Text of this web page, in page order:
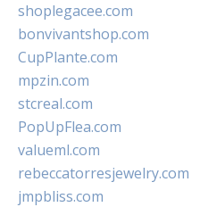
shoplegacee.com
bonvivantshop.com
CupPlante.com
mpzin.com
stcreal.com
PopUpFlea.com
valueml.com
rebeccatorresjewelry.com
jmpbliss.com